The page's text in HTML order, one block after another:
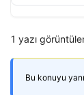
1 yazı
Bu konuyu